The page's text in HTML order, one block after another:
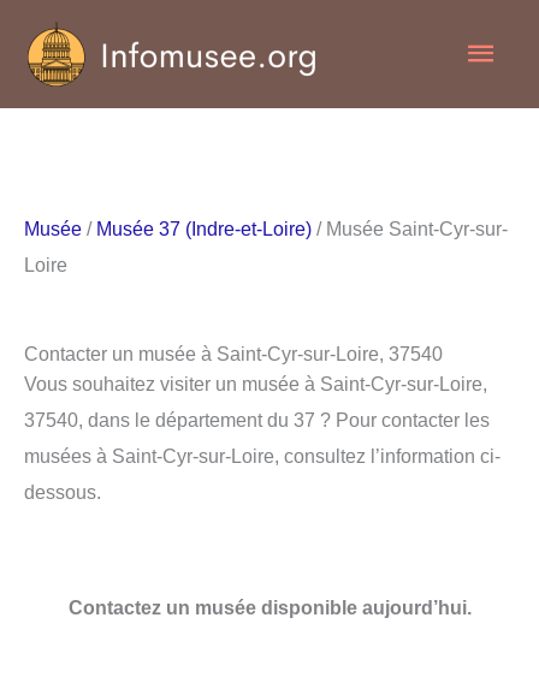
contenu
Musée / Musée 37 (Indre-et-Loire) / Musée Saint-Cyr-sur-
Loire
Contacter un musée à Saint-Cyr-sur-Loire, 37540
Vous souhaitez visiter un musée à Saint-Cyr-sur-Loire,
37540, dans le département du 37 ? Pour contacter les
musées à Saint-Cyr-sur-Loire, consultez l’information ci-
dessous.
Contactez un musée disponible aujourd’hui.